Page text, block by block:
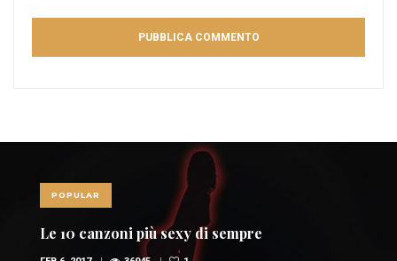
POPULAR
Red Power, nel mondo della
i rossi (FOTO E VIDEO)